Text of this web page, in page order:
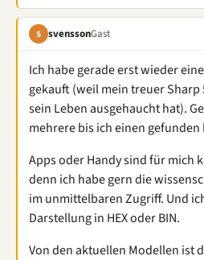
S svenssonGast
Ich habe gerade erst wieder
gekauft (weil mein treuer Sharp
sein Leben ausgehaucht hat).
mehrere bis ich einen
Apps oder Handy sind für mich
denn ich habe gern die
im unmittelbaren Zugriff. Und
Darstellung in HEX oder BIN.
Von den aktuellen Modellen ist